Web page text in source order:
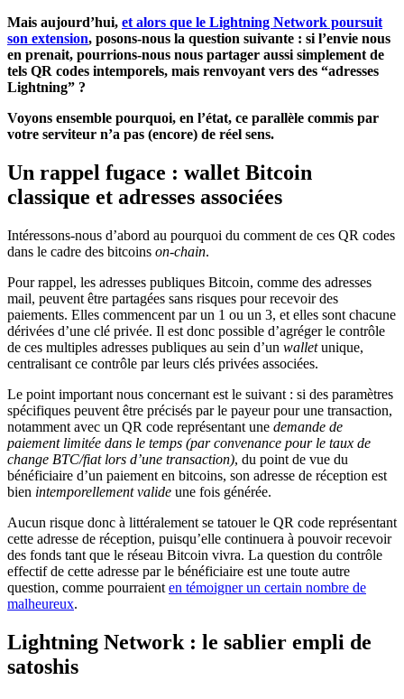
Mais aujourd’hui, et alors que le Lightning Network poursuit
son extension, posons-nous la question suivante : si l’envie nous
en prenait, pourrions-nous nous partager aussi simplement de
tels QR codes intemporels, mais renvoyant vers des “adresses
Lightning” ?
Voyons ensemble pourquoi, en l’état, ce parallèle commis par
votre serviteur n’a pas (encore) de réel sens.
Un rappel fugace : wallet Bitcoin
classique et adresses associées
Intéressons-nous d’abord au pourquoi du comment de ces QR codes
dans le cadre des bitcoins on-chain.
Pour rappel, les adresses publiques Bitcoin, comme des adresses
mail, peuvent être partagées sans risques pour recevoir des
paiements. Elles commencent par un 1 ou un 3, et elles sont chacune
dérivées d’une clé privée. Il est donc possible d’agréger le contrôle
de ces multiples adresses publiques au sein d’un walletunique,
centralisant ce contrôle par leurs clés privées associées.
Le point important nous concernant est le suivant : si des paramètres
spécifiques peuvent être précisés par le payeur pour une transaction,
notamment avec un QR code représentant une demande de
paiement limitée dans le temps (par convenance pour le taux de
change BTC/fiat lors d’une transaction), du point de vue du
bénéficiaire d’un paiement en bitcoins, son adresse de réception est
bien intemporellement valide une fois générée.
Aucun risque donc à littéralement se tatouer le QR code représentant
cette adresse de réception, puisqu’elle continuera à pouvoir recevoir
des fonds tant que le réseau Bitcoin vivra. La question du contrôle
effectif de cette adresse par le bénéficiaire est une toute autre
question, comme pourraient en témoigner un certain nombre de
malheureux.
Lightning Network : le sablier empli de
satoshis